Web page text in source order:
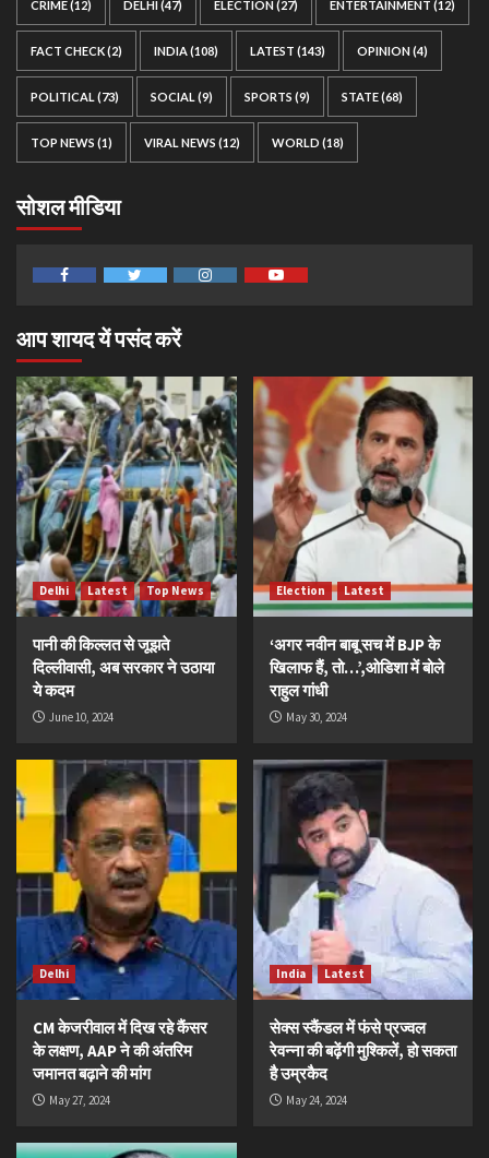
CRIME(12) DELHI(47) ELECTION(27) ENTERTAINMENT (12)
FACT CHECK(2) INDIA(108) LATEST (143) OPINION(4)
POLITICAL (73) SOCIAL (9) SPORTS (9) STATE(68)
TOP NEWS (1) VIRAL NEWS (12) WORLD (18)
सोशल मीडिया
आप शायद यें पसंद करें
Delhi Latest Top News
पानी की किल्लत से जूझते
दिल्लीवासी, अब सरकार ने उठाया
ये कदम
June 10, 2024
Election Latest
‘अगर नवीन बाबू सच में BJP के
खिलाफ हैं, तो…’,ओडिशा में बोले
राहुल गांधी
May 30, 2024
Delhi
CM केजरीवाल में दिख रहे कैंसर
के लक्षण, AAP ने की अंतरिम
जमानत बढ़ाने की मांग
May 27, 2024
India Latest
सेक्स स्कैंडल में फंसे प्रज्वल
रेवन्ना की बढ़ेंगी मुश्किलें, हो सकता
है उम्रकैद
May 24, 2024